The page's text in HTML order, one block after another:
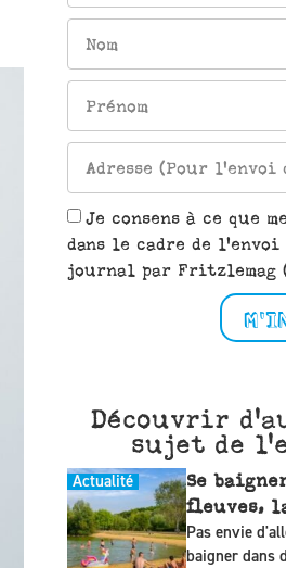
Je consens à ce que
dans le cadre de
journal par Fritzlemag
Découvrir
sujet de
Actualité
Se
fleuves,
Pas envie
baigner dans